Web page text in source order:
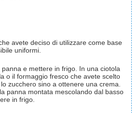
avete deciso di utilizzare come base
uniformi.
e mettere in frigo. In una ciotola
o il formaggio fresco che avete scelto
zucchero sino a ottenere una crema.
panna montata mescolando dal basso
in frigo.